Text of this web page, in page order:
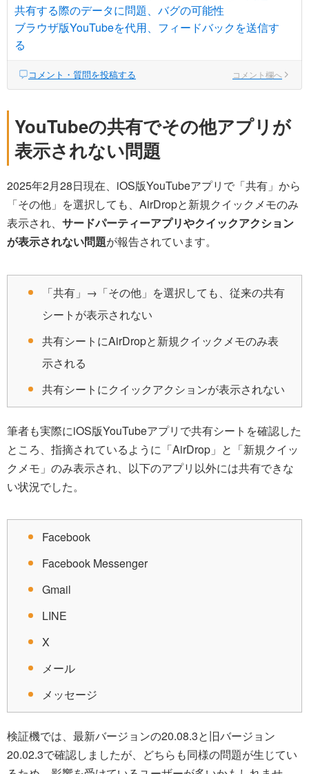
共有する際のデータに問題、バグの可能性
ブラウザ版YouTubeを代用、フィードバックを送信す
る
コメント・質問を投稿する コメント欄へ
YouTubeの共有でその他アプリが
表示されない問題
2025年2月28日現在、iOS版YouTubeアプリで「共有」から
「その他」を選択しても、AirDropと新規クイックメモのみ
表示され、 サードパーティーアプリやクイックアクション
が表示されない問題が報告されています。
「共有」→「その他」を選択しても、従来の共有
シートが表示されない
共有シートにAirDropと新規クイックメモのみ表
示される
共有シートにクイックアクションが表示されない
筆者も実際にiOS版YouTubeアプリで共有シートを確認した
ところ、指摘されているように「AirDrop」と「新規クイッ
クメモ」のみ表示され、以下のアプリ以外には共有できな
い状況でした。
Facebook
Facebook Messenger
Gmail
LINE
X
メール
メッセージ
検証機では、最新バージョンの20.08.3と旧バージョン
20.02.3で確認しましたが、どちらも同様の問題が生じてい